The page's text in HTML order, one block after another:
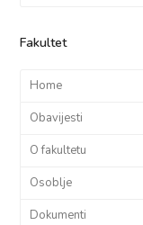
Fakultet
Home
Obavijesti
O fakultetu
Osoblje
Dokumenti